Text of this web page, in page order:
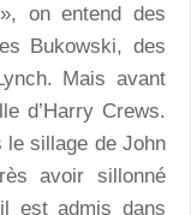
on entend des
Bukowski, des
Mais avant
d’Harry Crews.
le sillage de John
avoir sillonné
est admis dans